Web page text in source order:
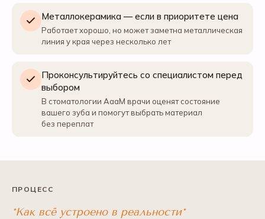
Металлокерамика — если в приоритете цена
Работает хорошо, но может заметна металлическая
линия у края через несколько лет
Проконсультируйтесь со специалистом перед
выбором
В стоматологии АааМ врачи оценят состояние
вашего зуба и помогут выбрать материал
без переплат
ПРОЦЕСС
*Как всё устроено в реальности*